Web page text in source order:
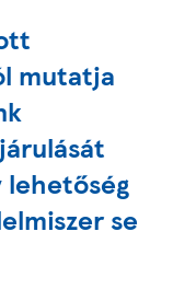
mutatja
lehetőség
se